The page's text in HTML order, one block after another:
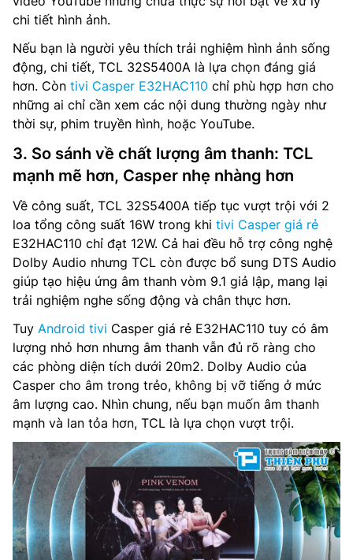
chi tiết hình ảnh.
Nếu bạn là người yêu thích trải nghiệm hình ảnh sống
động, chi tiết, TCL 32S5400A là lựa chọn đáng giá
hơn. Còn tivi Casper E32HAC110 chỉ phù hợp hơn cho
những ai chỉ cần xem các nội dung thường ngày như
thời sự, phim truyền hình, hoặc YouTube.
3. So sánh về chất lượng âm thanh: TCL
mạnh mẽ hơn, Casper nhẹ nhàng hơn
Về công suất, TCL 32S5400A tiếp tục vượt trội với 2
loa tổng công suất 16W trong khi tivi Casper giá rẻ
E32HAC110 chỉ đạt 12W. Cả hai đều hỗ trợ công nghệ
Dolby Audio nhưng TCL còn được bổ sung DTS Audio
giúp tạo hiệu ứng âm thanh vòm 9.1 giả lập, mang lại
trải nghiệm nghe sống động và chân thực hơn.
Tuy Android tivi Casper giá rẻ E32HAC110 tuy có âm
lượng nhỏ hơn nhưng âm thanh vẫn đủ rõ ràng cho
các phòng diện tích dưới 20m2. Dolby Audio của
Casper cho âm trong trẻo, không bị vỡ tiếng ở mức
âm lượng cao. Nhìn chung, nếu bạn muốn âm thanh
mạnh và lan tỏa hơn, TCL là lựa chọn vượt trội.